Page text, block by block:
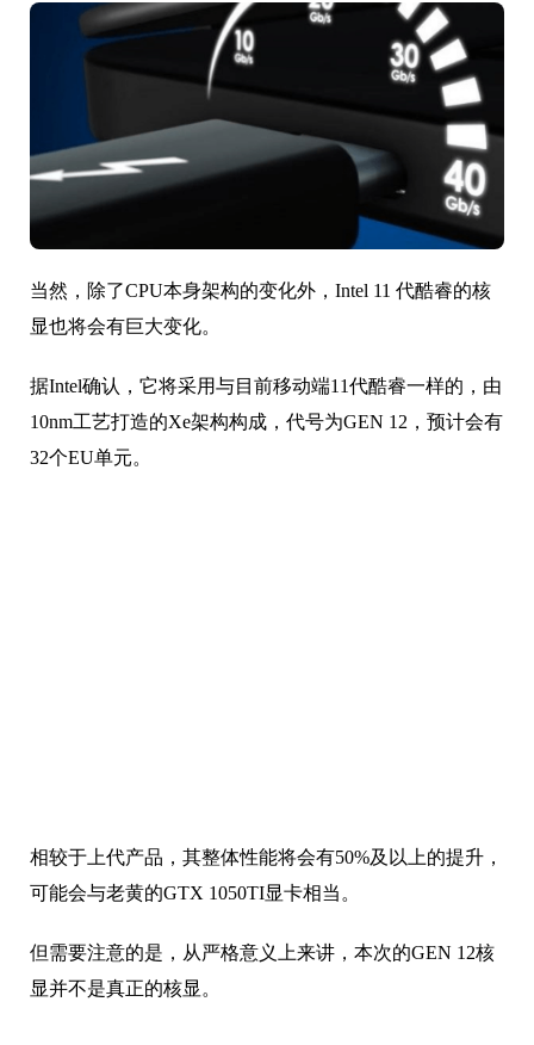
当然，除了CPU本身架构的变化外，Intel 11 代酷睿的核
显也将会有巨大变化。
据Intel确认，它将采用与目前移动端11代酷睿一样的，由
10nm工艺打造的Xe架构构成，代号为GEN 12，预计会有
32个EU单元。
相较于上代产品，其整体性能将会有50%及以上的提升，
可能会与老黄的GTX 1050TI显卡相当。
但需要注意的是，从严格意义上来讲，本次的GEN 12核
显并不是真正的核显。